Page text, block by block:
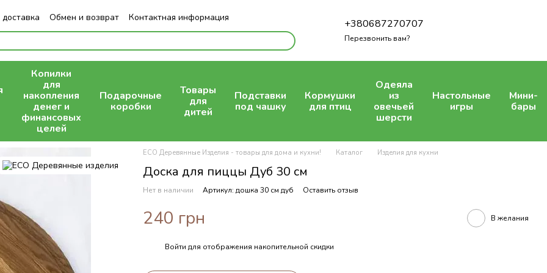
Обмен и возврат Контактная информация
+380687270707
Перезвонить вам?
Копилки
для
накопления
денег и
финансовых
целей
Подарочные
коробки
Товары
для
дитей
Подставки
под чашку
Кормушки
для птиц
Одеяла
из
овечьей
шерсти
Настольные
игры
Мини-
бары
ECO Деревянные Изделия - товары для дома и кухни! Каталог Изделия для кухни
Доска для пиццы Дуб 30 см
Нет в наличии Артикул: дошка 30 см дуб Оставить отзыв
240 грн В желания
Войти для отображения накопительной скидки